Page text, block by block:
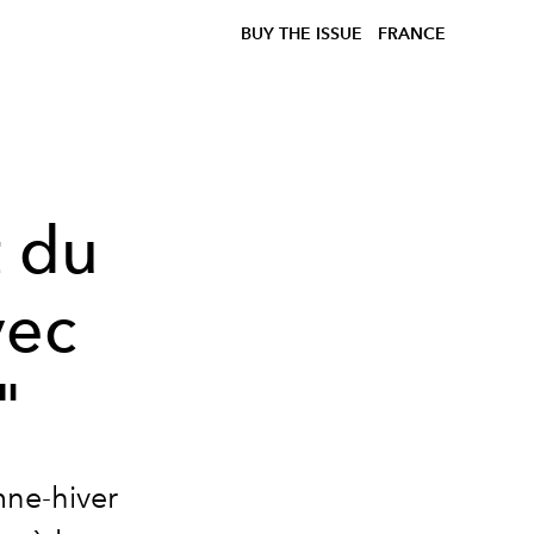
BUY THE ISSUE FRANCE
du
hiver